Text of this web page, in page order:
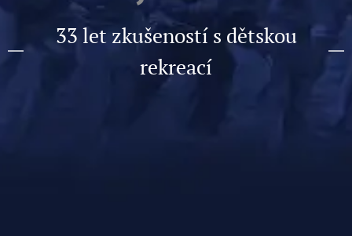
33 let zkušeností s dětskou
rekreací